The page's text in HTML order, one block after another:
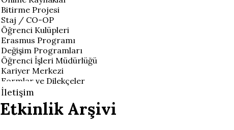
Bitirme Projesi
Staj / CO-OP
Öğrenci Kulüpleri
Erasmus Programı
Değişim Programları
Öğrenci İşleri Müdürlüğü
Kariyer Merkezi
Formlar ve Dilekçeler
İletişim
Etkinlik Arşivi